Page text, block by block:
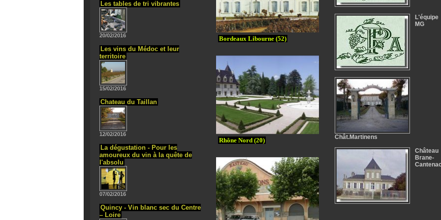
Les tables de tri vibrantes
20/02/2016
Les vins du Médoc et leur
territoire
15/02/2016
Chateau du Taillan
12/02/2016
La dégustation - Pour les
amoureux du vin à la quête de
l'absolu
07/02/2016
Quincy - Vin blanc sec du Centre
– Loire
Bordeaux Libourne (52)
Rhône Nord (20)
L'équipe
MG
Chât.Martinens
Château
Brane-